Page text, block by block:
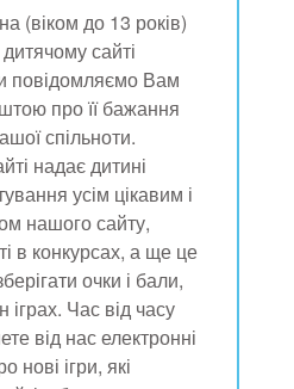
(віком до 13 років)
сайті
повідомляємо Вам
про її бажання
спільноти.
надає дитині
усім цікавим і
нашого сайту,
в конкурсах, а ще це
очки і бали,
іграх. Час від часу
від нас електронні
нові ігри, які